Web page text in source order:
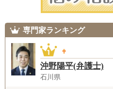
専門家ランキング
沖野陽平(弁護士)
石川県